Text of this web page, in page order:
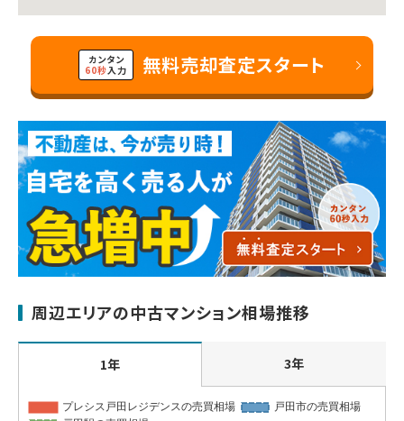
カンタン
60秒入力 無料売却査定スタート
周辺エリアの中古マンション相場推移
1年 3年